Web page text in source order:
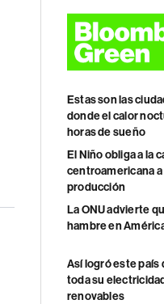
Estas son las
donde el calor
horas de sueño
El Niño obliga a la
centroamericana
producción
La ONU advierte
hambre en
Así logró este país
toda su
renovables